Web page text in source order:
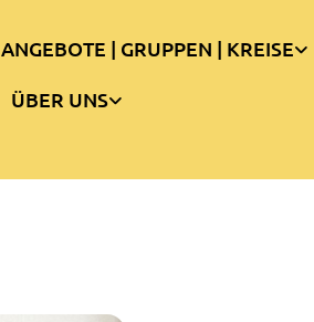
ANGEBOTE | GRUPPEN | KREISE
ÜBER UNS